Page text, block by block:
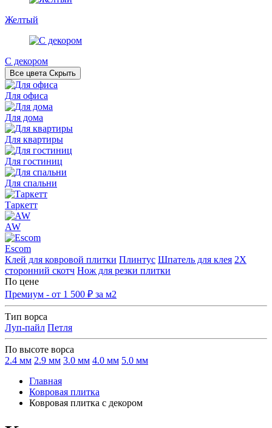
Желтый
С декором
Все цвета Скрыть
Для офиса
Для дома
Для квартиры
Для гостиниц
Для спальни
Таркетт
AW
Escom
Клей для ковровой плитки Плинтус Шпатель для клея 2Х
сторонний скотч Нож для резки плитки
По цене
Премиум - от 1 500 ₽ за м2
Тип ворса
Луп-пайл Петля
По высоте ворса
2.4 мм 2.9 мм 3.0 мм 4.0 мм 5.0 мм
Главная
Ковровая плитка
Ковровая плитка с декором